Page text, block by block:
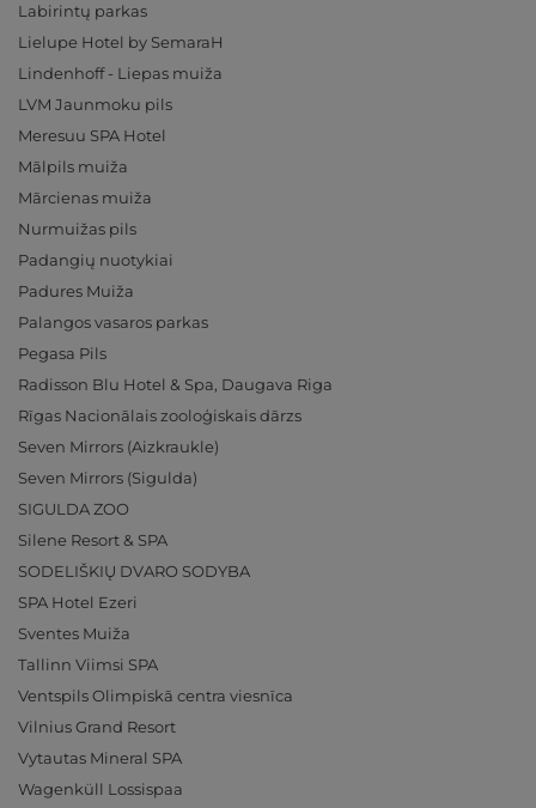
Labirintų parkas
Lielupe Hotel by SemaraH
Lindenhoff - Liepas muiža
LVM Jaunmoku pils
Meresuu SPA Hotel
Mālpils muiža
Mārcienas muiža
Nurmuižas pils
Padangių nuotykiai
Padures Muiža
Palangos vasaros parkas
Pegasa Pils
Radisson Blu Hotel & Spa, Daugava Riga
Rīgas Nacionālais zooloģiskais dārzs
Seven Mirrors (Aizkraukle)
Seven Mirrors (Sigulda)
SIGULDA ZOO
Silene Resort & SPA
SODELIŠKIŲ DVARO SODYBA
SPA Hotel Ezeri
Sventes Muiža
Tallinn Viimsi SPA
Ventspils Olimpiskā centra viesnīca
Vilnius Grand Resort
Vytautas Mineral SPA
Wagenküll Lossispaa